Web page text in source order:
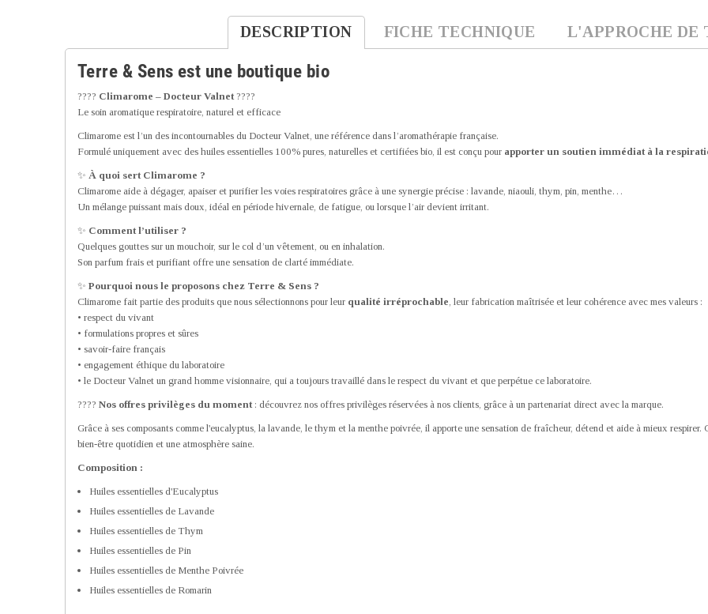
DESCRIPTION FICHE TECHNIQUE L'APPROCHE DE
Terre & Sens est une boutique bio
???? Climarome – Docteur Valnet ????
Le soin aromatique respiratoire, naturel et efficace
Climarome est l’un des incontournables du Docteur Valnet, une référence dans l’aromathérapie française.
Formulé uniquement avec des huiles essentielles 100% pures, naturelles et certifiées bio, il est conçu pour apporter un soutien immédiat à la
✨ À quoi sert Climarome ?
Climarome aide à dégager, apaiser et purifier les voies respiratoires grâce à une synergie précise : lavande, niaouli, thym, pin, menthe…
Un mélange puissant mais doux, idéal en période hivernale, de fatigue, ou lorsque l’air devient irritant.
✨ Comment l’utiliser ?
Quelques gouttes sur un mouchoir, sur le col d’un vêtement, ou en inhalation.
Son parfum frais et purifiant offre une sensation de clarté immédiate.
✨ Pourquoi nous le proposons chez Terre & Sens ?
Climarome fait partie des produits que nous sélectionnons pour leur qualité irréprochable , leur fabrication maîtrisée et leur cohérence avec mes valeurs :
• respect du vivant
• formulations propres et sûres
• savoir-faire français
• engagement éthique du laboratoire
• le Docteur Valnet un grand homme visionnaire, qui a toujours travaillé dans le respect du vivant et que perpétue ce laboratoire.
???? Nos offres privilèges du moment : découvrez nos offres privilèges réservées à nos clients, grâce à un partenariat direct avec la marque.
Grâce à ses composants comme l'eucalyptus, la lavande, le thym et la menthe poivrée, il apporte une sensation de fraîcheur, détend et aide à mieux
bien-être quotidien et une atmosphère saine.
Composition :
Huiles essentielles d'Eucalyptus
Huiles essentielles de Lavande
Huiles essentielles de Thym
Huiles essentielles de Pin
Huiles essentielles de Menthe Poivrée
Huiles essentielles de Romarin